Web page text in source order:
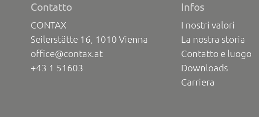
Contatto
CONTAX
Seilerstätte 16, 1010 Vienna
office@contax.at
+43 1 51603
Infos
I nostri valori
La nostra storia
Contatto e luogo
Downloads
Carriera